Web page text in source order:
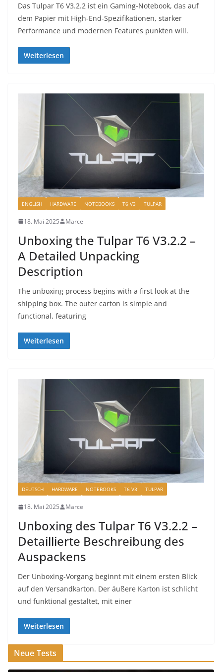
Das Tulpar T6 V3.2.2 ist ein Gaming-Notebook, das auf
dem Papier mit High-End-Spezifikationen, starker
Performance und modernen Features punkten will.
Weiterlesen
ENGLISH HARDWARE NOTEBOOKS T6 V3 TULPAR
18. Mai 2025 Marcel
Unboxing the Tulpar T6 V3.2.2 –
A Detailed Unpacking
Description
The unboxing process begins with a first look at the
shipping box. The outer carton is simple and
functional, featuring
Weiterlesen
DEUTSCH HARDWARE NOTEBOOKS T6 V3 TULPAR
18. Mai 2025 Marcel
Unboxing des Tulpar T6 V3.2.2 –
Detaillierte Beschreibung des
Auspackens
Der Unboxing-Vorgang beginnt mit einem ersten Blick
auf den Versandkarton. Der äußere Karton ist schlicht
und funktional gestaltet, mit einer
Weiterlesen
Neue Tests